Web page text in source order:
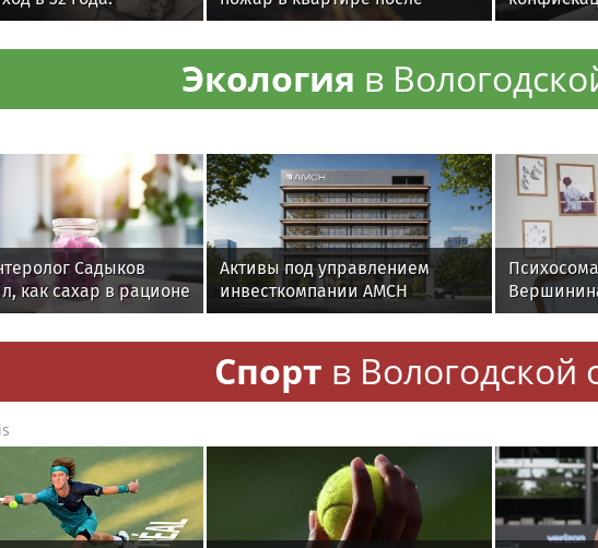
путь актрисы
Смирновой
отказа суда
Гусейном
Экология в
Садыков
как сахар в рационе
изнашивание тканей
Активы под управлением
инвесткомпании AMCH
превысили $50 млн
вернуть
Спорт в Вологодской